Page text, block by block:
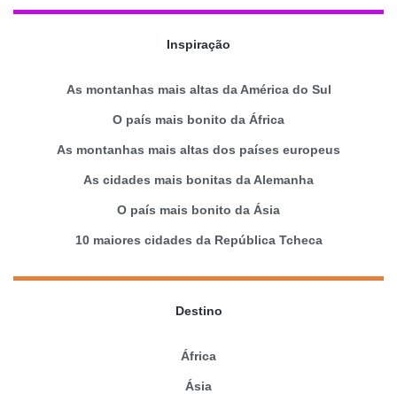
Inspiração
As montanhas mais altas da América do Sul
O país mais bonito da África
As montanhas mais altas dos países europeus
As cidades mais bonitas da Alemanha
O país mais bonito da Ásia
10 maiores cidades da República Tcheca
Destino
África
Ásia